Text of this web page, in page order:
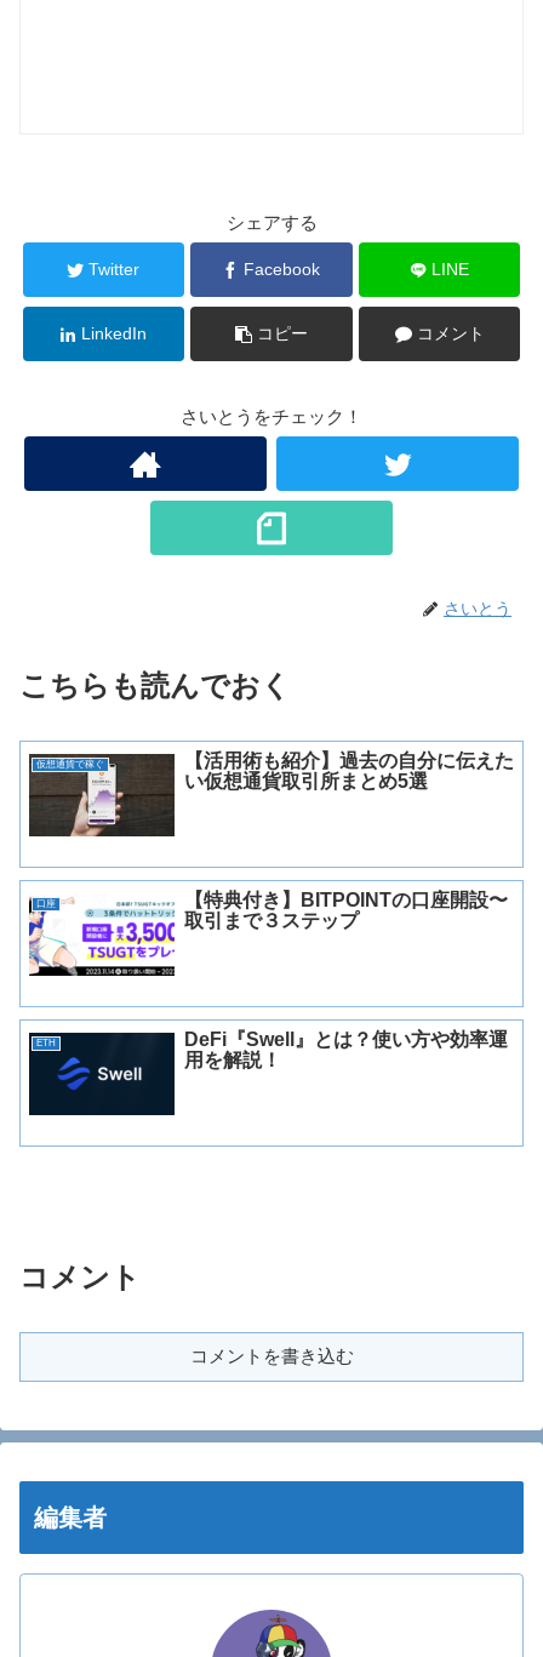
シェアする
Twitter Facebook LINE
LinkedIn コピー コメント
さいとうをチェック！
さいとう
こちらも読んでおく
仮想通貨で稼ぐ
【活用術も紹介】過去の自分に伝えた
い仮想通貨取引所まとめ5選
口座
【特典付き】BITPOINTの口座開設〜
取引まで３ステップ
ETH
DeFi『Swell』とは？使い方や効率運
用を解説！
コメント
コメントを書き込む
編集者